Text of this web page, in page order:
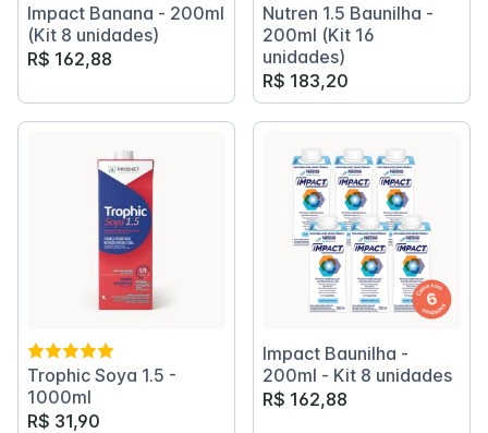
Impact Banana - 200ml
(Kit 8 unidades)
R$ 162,88
Nutren 1.5 Baunilha -
200ml (Kit 16
unidades)
R$ 183,20
Trophic Soya 1.5 -
1000ml
R$ 31,90
Impact Baunilha -
200ml - Kit 8 unidades
R$ 162,88